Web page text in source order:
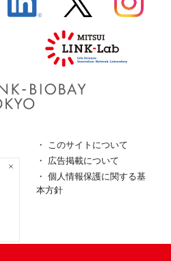
このサイトについて
広告掲載について
個人情報保護に関する基
本方針